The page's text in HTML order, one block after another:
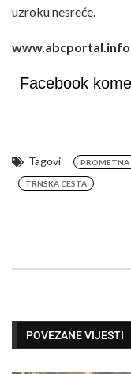
uzroku nesreće.
www.abcportal.info
Facebook
Tagovi PROMETNA
TRNSKA CESTA
POVEZANE VIJESTI